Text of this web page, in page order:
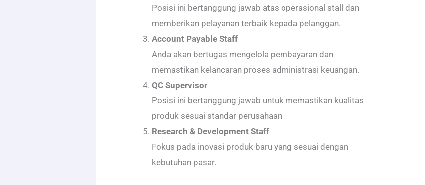
Posisi ini bertanggung jawab atas operasional stall dan
memberikan pelayanan terbaik kepada pelanggan.
Account Payable Staff
Anda akan bertugas mengelola pembayaran dan
memastikan kelancaran proses administrasi keuangan.
QC Supervisor
Posisi ini bertanggung jawab untuk memastikan kualitas
produk sesuai standar perusahaan.
Research & Development Staff
Fokus pada inovasi produk baru yang sesuai dengan
kebutuhan pasar.